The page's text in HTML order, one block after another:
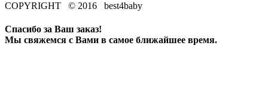
COPYRIGHT © 2016 best4baby
Спасибо за Ваш заказ!
Мы свяжемся с Вами в самое ближайшее время.